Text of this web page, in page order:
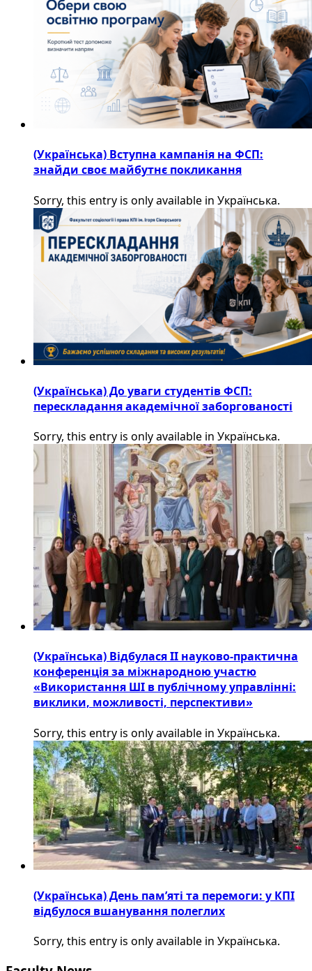
(Українська) Вступна кампанія на ФСП:
знайди своє майбутнє покликання
Sorry, this entry is only available in Українська.
(Українська) До уваги студентів ФСП:
перескладання академічної заборгованості
Sorry, this entry is only available in Українська.
(Українська) Відбулася ІІ науково-практична
конференція за міжнародною участю
«Використання ШІ в публічному управлінні:
виклики, можливості, перспективи»
Sorry, this entry is only available in Українська.
(Українська) День пам’яті та перемоги: у КПІ
відбулося вшанування полеглих
Sorry, this entry is only available in Українська.